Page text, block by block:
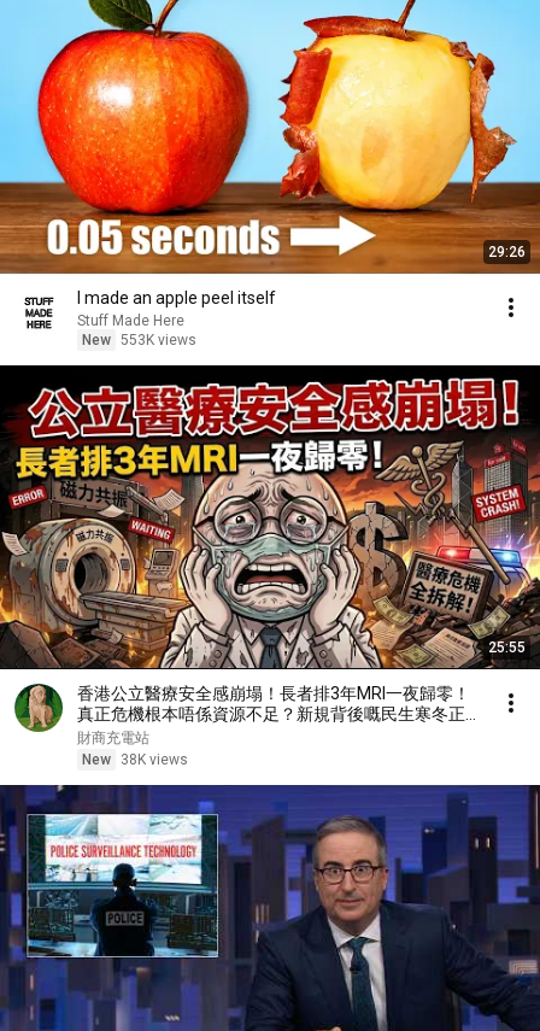
29:26
I made an apple peel itself
Stuff Made Here
New 553K views
25:55
香港公立醫療安全感崩塌！長者排3年MRI一夜歸零！
真正危機根本唔係資源不足？新規背後嘅民生寒冬正式
開始！
財商充電站
New
38K views